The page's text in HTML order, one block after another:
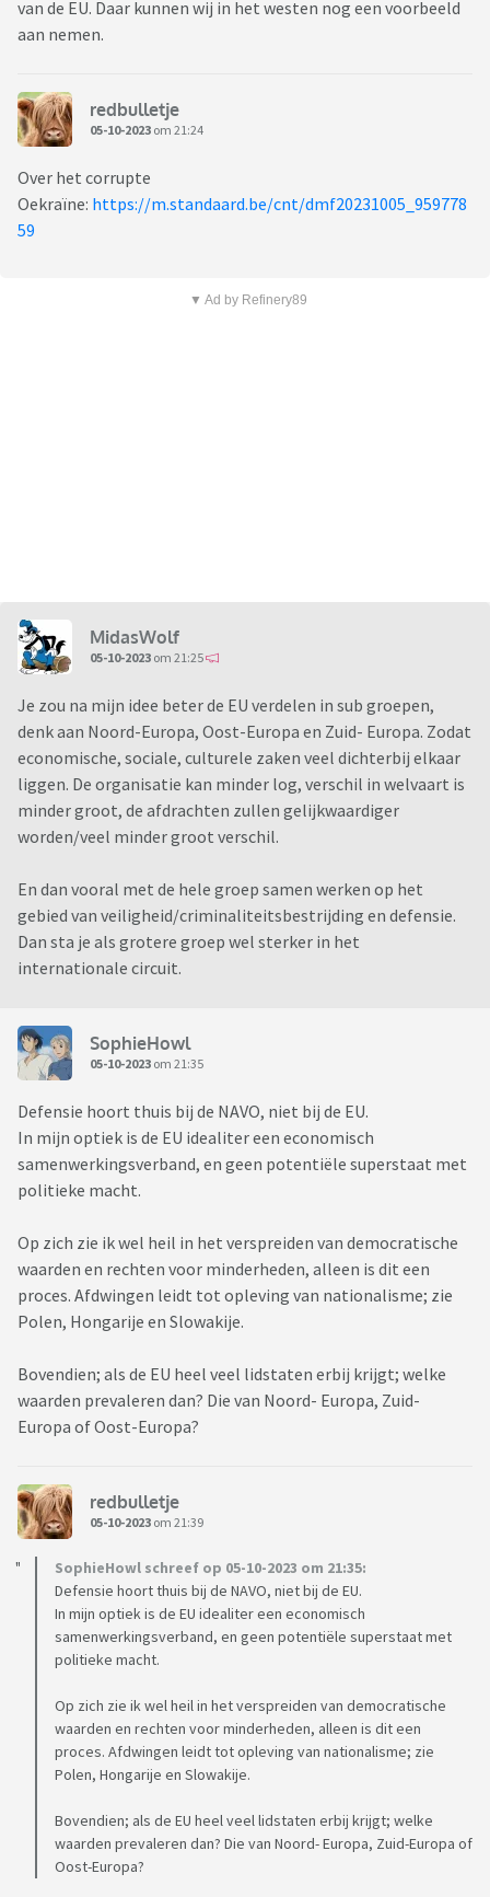
van de EU. Daar kunnen wij in het westen nog een voorbeeld
aan nemen.
redbulletje
05-10-2023 om 21:24
Over het corrupte
Oekraïne: https://m.standaard.be/cnt/dmf20231005_959778
59
▼ Ad by Refinery89
MidasWolf
05-10-2023 om 21:25
Je zou na mijn idee beter de EU verdelen in sub groepen,
denk aan Noord-Europa, Oost-Europa en Zuid- Europa. Zodat
economische, sociale, culturele zaken veel dichterbij elkaar
liggen. De organisatie kan minder log, verschil in welvaart is
minder groot, de afdrachten zullen gelijkwaardiger
worden/veel minder groot verschil.
En dan vooral met de hele groep samen werken op het
gebied van veiligheid/criminaliteitsbestrijding en defensie.
Dan sta je als grotere groep wel sterker in het
internationale circuit.
SophieHowl
05-10-2023 om 21:35
Defensie hoort thuis bij de NAVO, niet bij de EU.
In mijn optiek is de EU idealiter een economisch
samenwerkingsverband, en geen potentiële superstaat met
politieke macht.
Op zich zie ik wel heil in het verspreiden van democratische
waarden en rechten voor minderheden, alleen is dit een
proces. Afdwingen leidt tot opleving van nationalisme; zie
Polen, Hongarije en Slowakije.
Bovendien; als de EU heel veel lidstaten erbij krijgt; welke
waarden prevaleren dan? Die van Noord- Europa, Zuid-
Europa of Oost-Europa?
redbulletje
05-10-2023 om 21:39
SophieHowl schreef op 05-10-2023 om 21:35:
Defensie hoort thuis bij de NAVO, niet bij de EU.
In mijn optiek is de EU idealiter een economisch
samenwerkingsverband, en geen potentiële superstaat met
politieke macht.
Op zich zie ik wel heil in het verspreiden van democratische
waarden en rechten voor minderheden, alleen is dit een
proces. Afdwingen leidt tot opleving van nationalisme; zie
Polen, Hongarije en Slowakije.
Bovendien; als de EU heel veel lidstaten erbij krijgt; welke
waarden prevaleren dan? Die van Noord- Europa, Zuid-Europa of
Oost-Europa?